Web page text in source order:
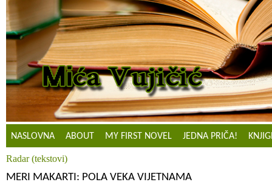
NASLOVNA ABOUT MY FIRST NOVEL JEDNA PRIČA!
Radar (tekstovi)
MERI MAKARTI: POLA VEKA VIJETNAMA